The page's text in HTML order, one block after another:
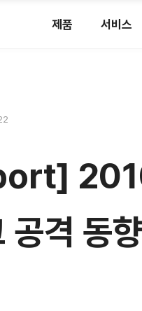
제품 서비스
2010
격 동향